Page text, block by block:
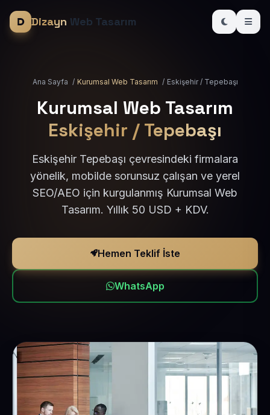
Dizayn Web Tasarım
Ana Sayfa / Kurumsal Web Tasarım / Eskişehir / Tepebaşı
Kurumsal Web Tasarım
Eskişehir / Tepebaşı
Eskişehir Tepebaşı çevresindeki firmalara
yönelik, mobilde sorunsuz çalışan ve yerel
SEO/AEO için kurgulanmış Kurumsal Web
Tasarım. Yıllık 50 USD + KDV.
Hemen Teklif İste
WhatsApp